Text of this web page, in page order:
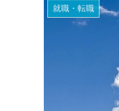
就職・転職